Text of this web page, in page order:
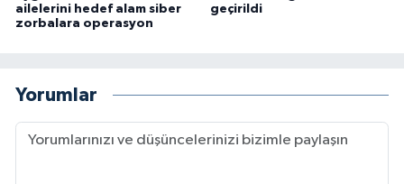
ailelerini hedef alam siber
zorbalara operasyon
geçirildi
Yorumlar